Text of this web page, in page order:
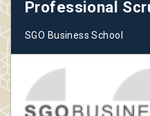
Professional
SGO Business School